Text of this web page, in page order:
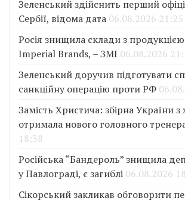
Зеленський здійснить перший
Сербії, відома дата 06.08.2026 21:25
Росія знищила склади з
Imperial Brands, – ЗМІ 06.08.2026
Зеленський доручив підготувати
санкційну операцію проти РФ
Замість Христича: збірна України з
отримала нового головного
18:38
Російська “Бандероль” знищила
у Павлограді, є загиблі 06.08.2026
Сікорський закликав обговорити